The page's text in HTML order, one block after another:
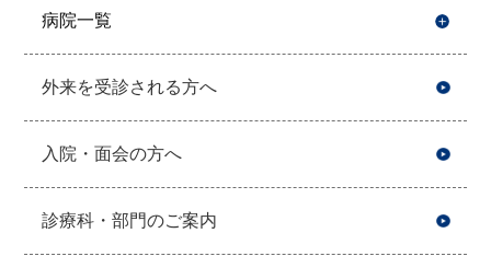
病院一覧
外来を受診される方へ
入院・面会の方へ
診療科・部門のご案内